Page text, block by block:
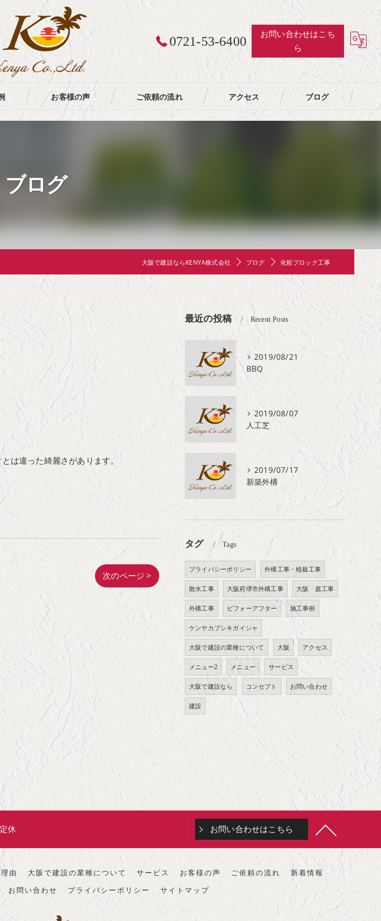
0721-53-6400
お問い合わせはこち
ら
お客様の声 ご依頼の流れ アクセス ブログ
ブログ
大阪で建設ならKENYA株式会社 ブログ 化粧ブロック工事
は違った綺麗さがあります。
次のページ >
最近の投稿 Recent Posts
2019/08/21
BBQ
2019/08/07
人工芝
2019/07/17
新築外構
タグ Tags
プライバシーポリシー 外構工事・植栽工事
散水工事 大阪府堺市外構工事 大阪 庭工事
外構工事 ビフォーアフター 施工事例
ケンヤカブシキガイシャ
大阪で建設の業種について 大阪 アクセス
メニュー2 メニュー サービス
大阪で建設なら コンセプト お問い合わせ
建設
休 お問い合わせはこちら
由 大阪で建設の業種について サービス お客様の声 ご依頼の流れ
新着情報
お問い合わせ プライバシーポリシー サイトマップ